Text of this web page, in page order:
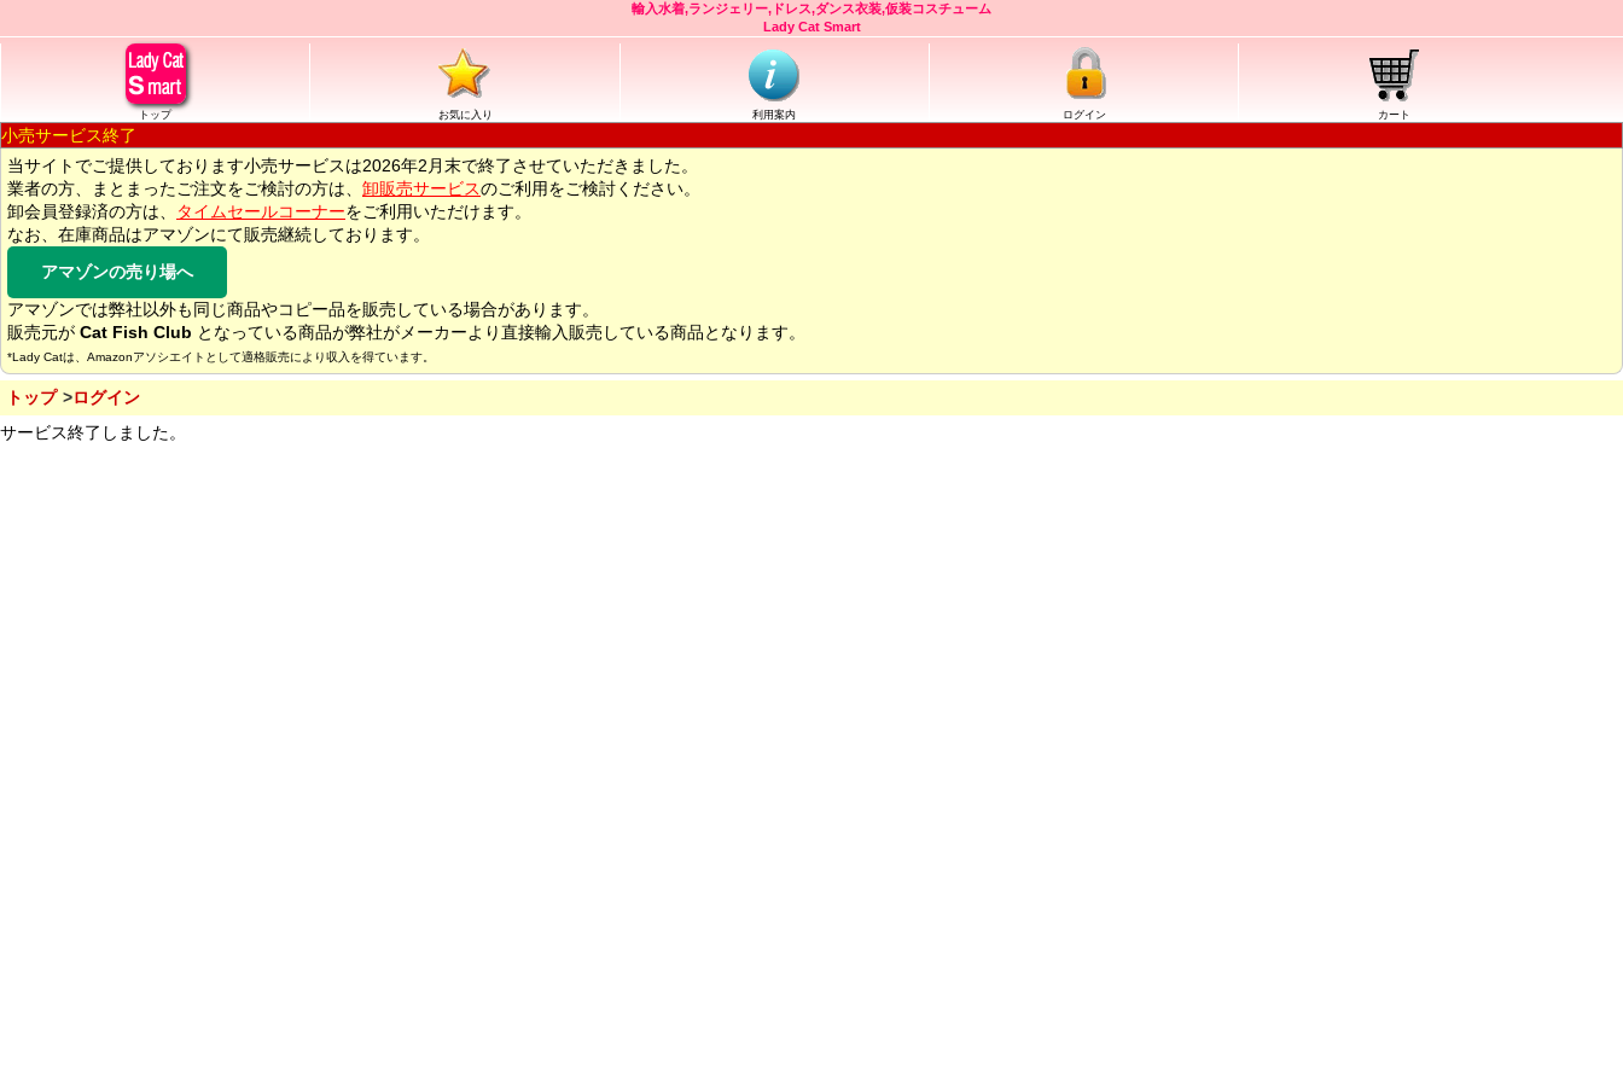
輸入水着,ランジェリー,ドレス,ダンス衣装,仮装コスチューム
Lady Cat Smart
トップ お気に入り 利用案内 ログイン カート
小売サービス終了
当サイトでご提供しております小売サービスは2026年2月末で終了させていただきました。
業者の方、まとまったご注文をご検討の方は、 卸販売サービスのご利用をご検討ください。
卸会員登録済の方は、
タイムセールコーナーをご利用いただけます。
なお、在庫商品はアマゾンにて販売継続しております。
アマゾンの売り場へ
アマゾンでは弊社以外も同じ商品やコピー品を販売している場合があります。
販売元が Cat Fish Club となっている商品が弊社がメーカーより直接輸入販売している商品となります。
*Lady Catは、Amazonアソシエイトとして適格販売により収入を得ています。
トップ
ログイン
サービス終了しました。